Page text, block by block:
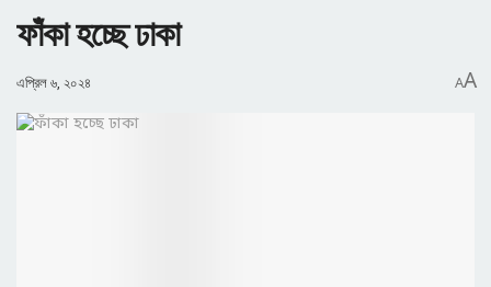
ফাঁকা হচ্ছে ঢাকা
এপ্রিল ৬, ২০২৪ AA